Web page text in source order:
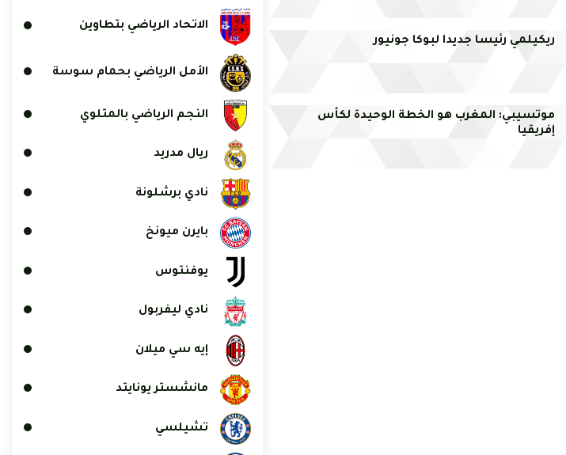
ريكيلمي رئيسا جديدا لبوكا جونيور
موتسيبي: المغرب هو الخطة الوحيدة لكأس
إفريقيا
الاتحاد الرياضي بتطاوين
الأمل الرياضي بحمام سوسة
النجم الرياضي بالمتلوي
ريال مدريد
نادي برشلونة
بايرن ميونخ
يوفنتوس
نادي ليفربول
إيه سي ميلان
مانشستر يونايتد
تشيلسي